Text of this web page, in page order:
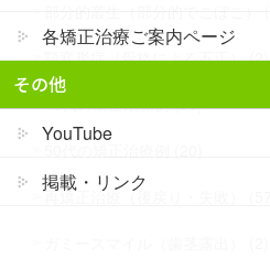
顎変形症（骨格による不正） (2)
40代の矯正治療例 (50)
再矯正治療（後戻り・失敗） (57)
各矯正治療ご案内ページ
その他
YouTube
掲載・リンク